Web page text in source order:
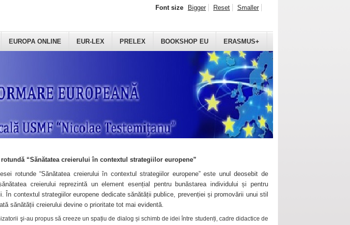
EUROPA ONLINE EUR-LEX PRELEX BOOKSHOP EU ERASMUS+
Font size Bigger Reset Smaller
rotundă “Sănătatea creierului în contextul strategiilor europene”
rotunde “Sănătatea creierului în contextul strategiilor europene” este unul deosebit de
creierului reprezintă un element esențial pentru bunăstarea individului și pentru
În contextul strategiilor europene dedicate sănătății publice, prevenției și promovării unui stil
sănătății creierului devine o prioritate tot mai evidentă.
şi-au propus să creeze un spațiu de dialog și schimb de idei între studenți, cadre didactice de